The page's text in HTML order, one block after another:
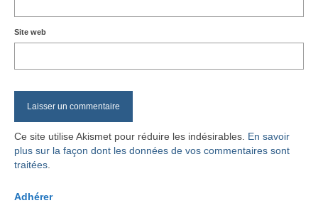
Site web
Ce site utilise Akismet pour réduire les indésirables. En savoir
plus sur la façon dont les données de vos commentaires sont
traitées
Adhérer